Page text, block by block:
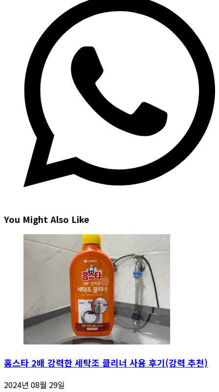
You Might Also Like
홈스타 2배 강력한 세탁조 클리너 사용 후기(강력 추천)
2024년 08월 29일